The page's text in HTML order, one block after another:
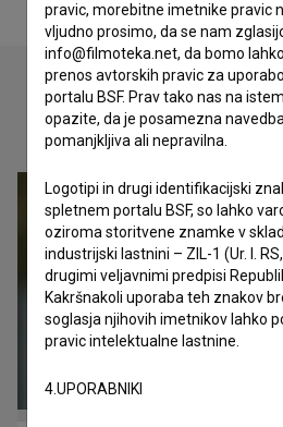
Oglejte
pravic, morebitne imetnike pravic
vljudno prosimo, da se nam
info@filmoteka.net, da bomo
prenos avtorskih pravic za
portalu BSF. Prav tako nas na
opazite, da je posamezna
pomanjkljiva ali nepravilna.
Logotipi in drugi identifikacijski
spletnem portalu BSF, so lahko
oziroma storitvene znamke v
industrijski lastnini – ZIL-1 (Ur. l.
drugimi veljavnimi predpisi
Kakršnakoli uporaba teh znakov
soglasja njihovih imetnikov lahko
pravic intelektualne lastnine.
4.UPORABNIKI